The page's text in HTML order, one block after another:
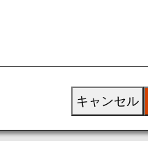
キャンセル